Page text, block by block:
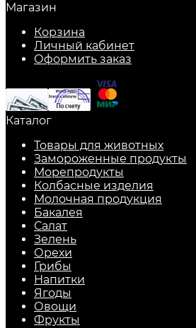
Магазин
Корзина
Личный кабинет
Оформить заказ
Каталог
Товары для животных
Замороженные продукты
Морепродукты
Колбасные изделия
Молочная продукция
Бакалея
Салат
Зелень
Орехи
Грибы
Напитки
Ягоды
Овощи
Фрукты